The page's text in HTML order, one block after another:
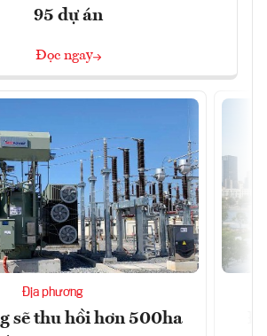
95 dự án
Đọc ngay
Địa phương
sẽ thu hồi hơn 500ha